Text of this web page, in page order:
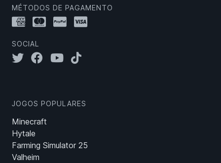
MÉTODOS DE PAGAMENTO
SOCIAL
JOGOS POPULARES
Minecraft
Hytale
Farming Simulator 25
Valheim